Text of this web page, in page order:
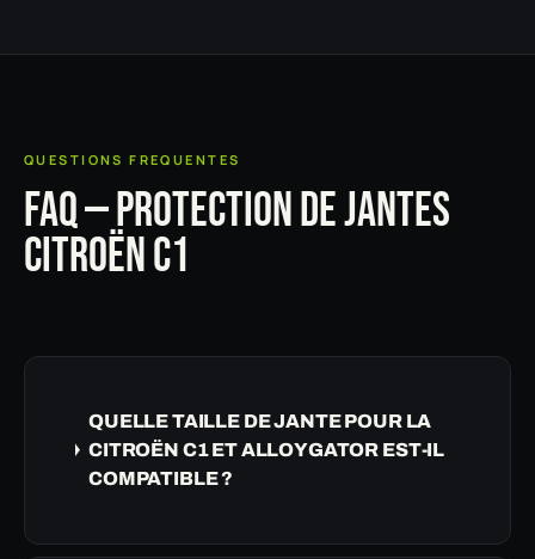
QUESTIONS FREQUENTES
FAQ — PROTECTION DE JANTES
CITROËN C1
QUELLE TAILLE DE JANTE POUR LA
CITROËN C1 ET ALLOYGATOR EST-IL
COMPATIBLE ?